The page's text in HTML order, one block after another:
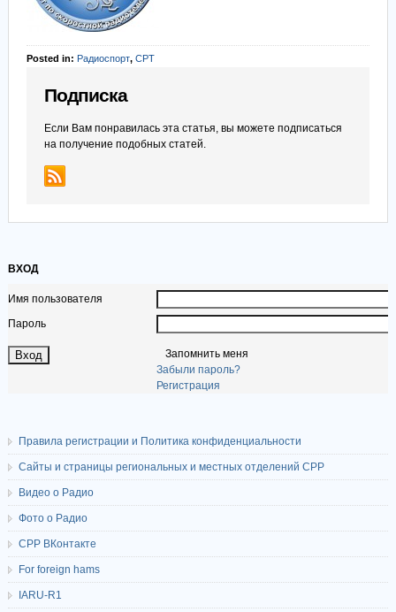
Posted in: Радиоспорт, СРТ
Подписка
Если Вам понравилась эта статья, вы можете подписаться
на получение подобных статей.
ВХОД
Имя пользователя
Пароль
Запомнить меня
Забыли пароль?
Регистрация
Правила регистрации и Политика конфиденциальности
Сайты и страницы региональных и местных отделений СРР
Видео о Радио
Фото о Радио
СРР ВКонтакте
For foreign hams
IARU-R1